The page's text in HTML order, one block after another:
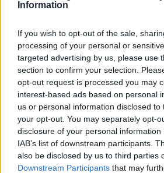
Information
If you wish to opt-out of the sale,
processing of your personal or
targeted advertising by us, please use
section to confirm your selection.
opt-out request is processed you may
interest-based ads based on personal
us or personal information disclosed
your opt-out. You may separately opt-
disclosure of your personal
IAB’s list of downstream participants.
also be disclosed by us to third parties
Downstream Participants that may
erhält, wenn 1
Der Fehler, dass Wächter mit
Teleportverzauberungen
konnten, indem sie den Weg
behoben.
Der Fehler, dass die
Blitzes falsche Spawnpunkte
die finale Truhe hatten, wurde
Der Fehler, dass
Monstern und Truhen fallen